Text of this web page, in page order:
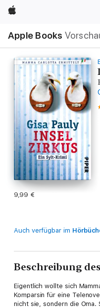
Apple
Apple Books
Navigation
Menü
öffnen
9,99 €
Auch verfügbar im
Beschreibung
Eigentlich wollte sich
Komparsin für eine
nicht sie, sondern die Oma.